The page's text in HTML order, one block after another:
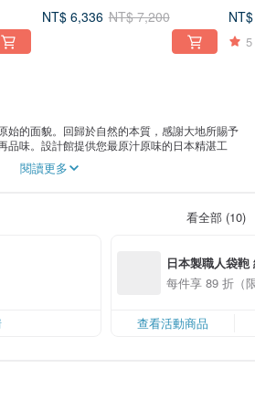
NT$ 6,336 NT$ 7,200
5
始的面貌。回歸於自然的本質，感謝大地所賜予
品味。設計館提供您最原汁原味的日本精湛工
到日本職人手作的溫暖。
於細節的執著概念，透過作品，傳遞每個人的心
皮革，用眼睛觀看就能一目了然表面紋理的上等
的皮革氣味是它的主要特徵。保留皮革原始的毛
皮革吸附手部油脂，表面的色澤與光澤度會變得
習慣與使用功能需求，打造經典樸實的手作皮革
閱讀更多
看全部 (10)
日本製職人袋鞄
每件享 89 折（
查看活動商品